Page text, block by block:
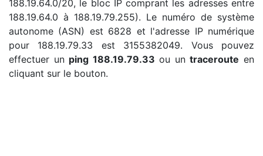
188.19.64.0/20, le bloc IP comprant les adresses entre
188.19.64.0 à 188.19.79.255). Le numéro de système
autonome (ASN) est 6828 et l'adresse IP numérique
pour 188.19.79.33 est 3155382049. Vous pouvez
effectuer un ping 188.19.79.33 ou untraceroute en
cliquant sur le bouton.